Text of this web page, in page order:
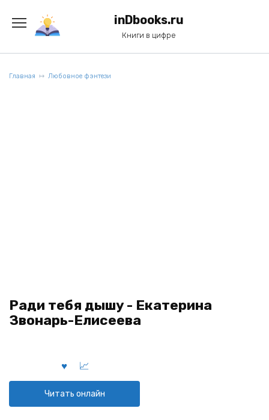
содержанию
inDbooks.ru
Книги в цифре
Главная Любовное фэнтези
Ради тебя дышу - Екатерина
Звонарь-Елисеева
Читать онлайн